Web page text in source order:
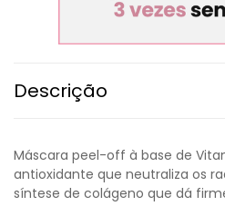
Descrição
Máscara peel-off à base de
antioxidante que neutraliza os
síntese de colágeno que dá